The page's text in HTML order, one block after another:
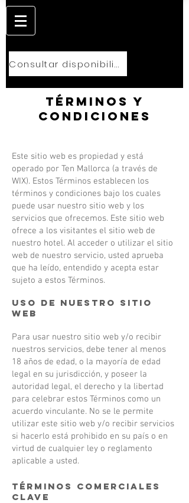
Consultar disponibilidad
Términos y
condiciones
Este sitio web es propiedad y está
operado por Ten Mallorca (a través de
WIX). Estos Términos establecen los
términos y condiciones bajo los cuales
puede usar nuestro sitio web y los
servicios que ofrecemos. Este sitio web
ofrece a los visitantes el sitio web de
nuestro hotel. Al acceder o utilizar el sitio
web de nuestro servicio, usted aprueba
que ha leído, entendido y acepta estar
sujeto a estos Términos.
uso de nuestro sitio
web
Para usar nuestro sitio web y/o recibir
nuestros servicios, debe tener al menos
18 años de edad, o la mayoría de edad
legal en su jurisdicción, y poseer la
autoridad legal, el derecho y la libertad
para celebrar estos Términos como un
acuerdo vinculante. No se le permite
utilizar este sitio web y/o recibir servicios
si hacerlo está prohibido en su país o en
virtud de cualquier ley o reglamento
aplicable a usted.
Términos comerciales
clave